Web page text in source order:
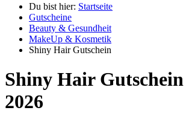
Du bist hier: Startseite
Gutscheine
Beauty & Gesundheit
MakeUp & Kosmetik
Shiny Hair Gutschein
Shiny Hair
2026